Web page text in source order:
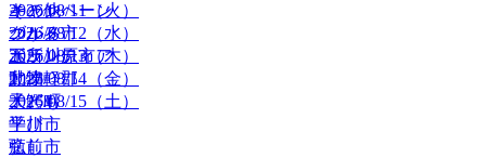
2026/08/11（火）
2026/08/12（水）
2026/08/13（木）
2026/08/14（金）
2026/08/15（土）
キャンペーン
グルメ
ボランティア
動物
子ども
学び
癒し
その他
つがる市
五所川原市
北津軽郡
大鰐町
平川市
弘前市